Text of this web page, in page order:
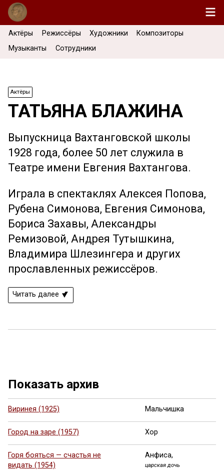
Актёры Режиссёры Художники
Композиторы
Музыканты
Сотрудники
Актёры
ТАТЬЯНА БЛАЖИНА
Выпускница Вахтанговской школы
1928 года, более 50 лет служила в
Театре имени Евгения Вахтангова.
Играла в спектаклях Алексея Попова,
Рубена Симонова, Евгения Симонова,
Бориса Захавы, Александры
Ремизовой, Андрея Тутышкина,
Владимира Шлезингера и других
прославленных режиссёров.
Читать далее
Показать архив
Виринея (1925) Мальчишка
Город на заре (1957) Хор
Горя бояться — счастья не
видать (1954)
Анфиса,
царская дочь